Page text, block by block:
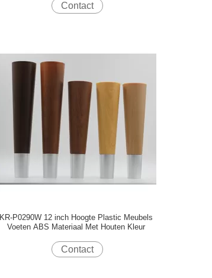
Contact
KR-P0290W 12 inch Hoogte Plastic Meubels
Voeten ABS Materiaal Met Houten Kleur
Contact